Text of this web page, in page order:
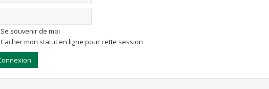
Se souvenir de moi
Cacher mon statut en ligne pour cette session